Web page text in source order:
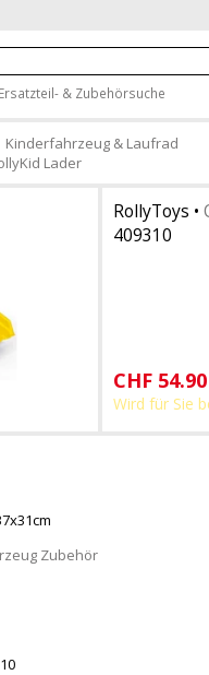
Ersatzteil- & Zubehörsuche
Kinderfahrzeug & Laufrad
Lader
RollyToys •
409310
CHF 54.90
Wird für Sie
Zubehör